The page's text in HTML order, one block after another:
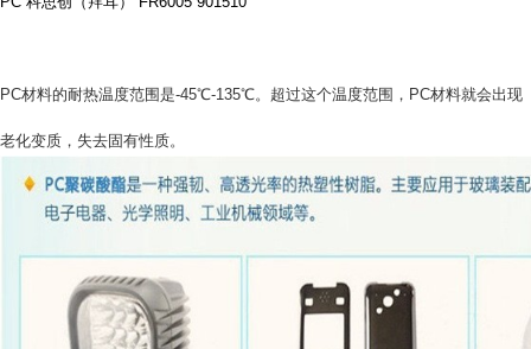
PC材料的耐热温度范围是-45℃-135℃。超过这个温度范围，PC材料就会出现
老化变质，失去固有性质。